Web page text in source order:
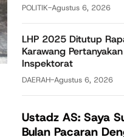
POLITIK-Agustus 6, 2026
LHP 2025 Ditutup
Karawang
Inspektorat
DAERAH-Agustus 6, 2026
Ustadz AS: Saya
Bulan Pacaran